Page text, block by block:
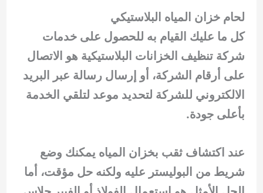
لحام خزان المياه البلاستيكي
كل ما عليك القيام به للحصول على خدمات
شركة تنظيف الخزانات البلاستيكية هو الاتصال
على أرقام الشركة، أو إرسال رسالة عبر البريد
الالكتروني للشركة لتحديد موعد لتلقي الخدمة
بأعلى جودة.
عند اكتشاف ثقب بخزان المياه يمكنك وضع
شريط من البوليستر عليه ولكنه حل مؤقت، أما